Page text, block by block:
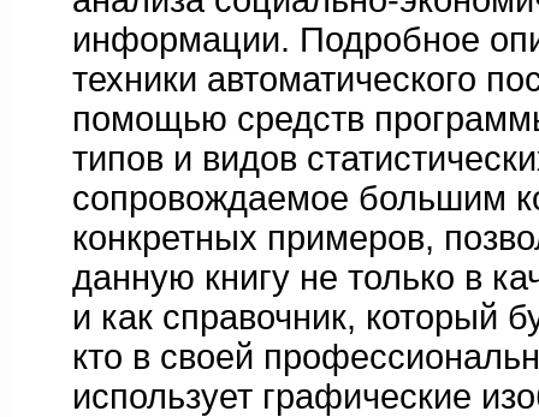
информации. Подробное
техники автоматического
помощью средств
типов и видов
сопровождаемое большим
конкретных примеров,
данную книгу не только в
и как справочник, который
кто в своей
использует графические